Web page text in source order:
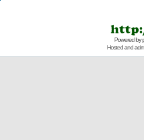
Powered by
Hosted and